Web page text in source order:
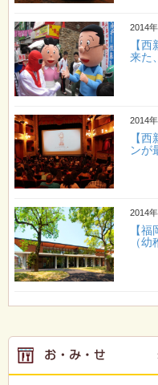
2014
【
来た
2014
【
ンが
2014
【
（幼